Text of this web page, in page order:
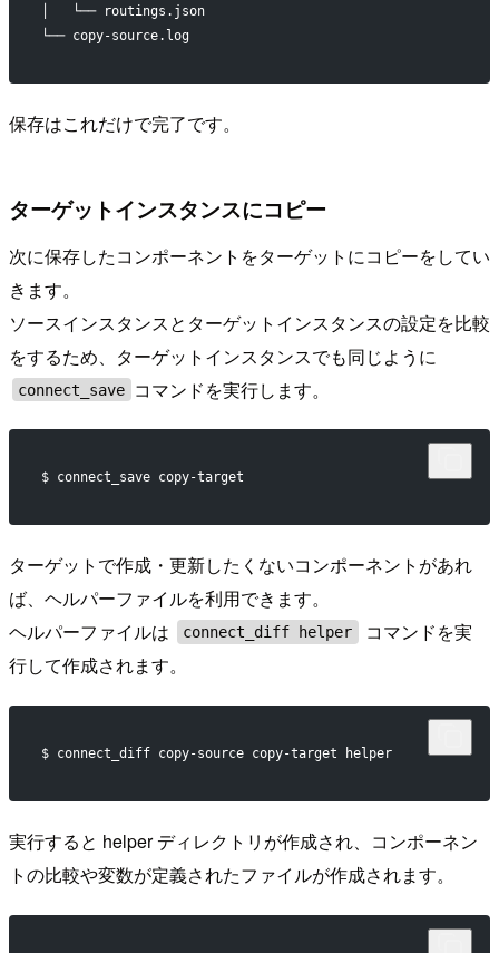
│   └── routings.json
└── copy-source.log
保存はこれだけで完了です。
ターゲットインスタンスにコピー
次に保存したコンポーネントをターゲットにコピーをしてい
きます。
ソースインスタンスとターゲットインスタンスの設定を比較
をするため、ターゲットインスタンスでも同じように
connect_save コマンドを実行します。
$ connect_save copy-target
ターゲットで作成・更新したくないコンポーネントがあれ
ば、ヘルパーファイルを利用できます。
ヘルパーファイルは
connect_diff helper
コマンドを実
行して作成されます。
$ connect_diff copy-source copy-target helper
実行すると helper ディレクトリが作成され、コンポーネン
トの比較や変数が定義されたファイルが作成されます。